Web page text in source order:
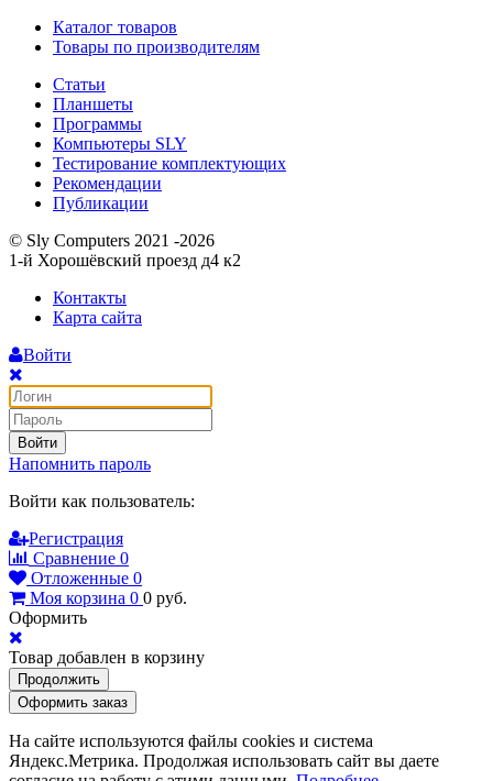
Каталог товаров
Товары по производителям
Статьи
Планшеты
Программы
Компьютеры SLY
Тестирование комплектующих
Рекомендации
Публикации
© Sly Computers 2021 -2026
1-й Хорошёвский проезд д4 к2
Контакты
Карта сайта
Войти
Войти
Напомнить пароль
Войти как пользователь:
Регистрация
Сравнение 0
Отложенные 0
Моя корзина 0 0 руб.
Оформить
Товар добавлен в корзину
Продолжить
Оформить заказ
На сайте используются файлы cookies и система
Яндекс.Метрика. Продолжая использовать сайт вы даете